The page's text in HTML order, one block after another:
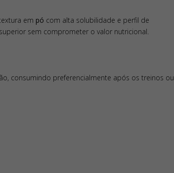
em pó com alta solubilidade e perfil de
sem comprometer o valor nutricional.
consumindo preferencialmente após os treinos ou